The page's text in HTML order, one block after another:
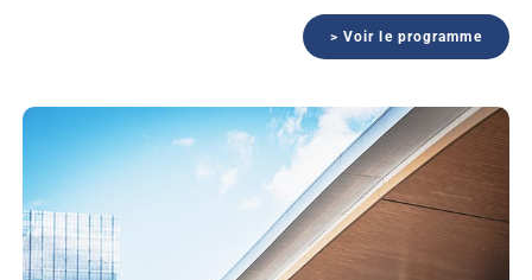
> Voir le programme